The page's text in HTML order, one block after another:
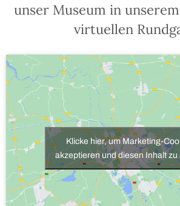
info@museum-
murtal.at
Impressum
Datenschutzerklärung
unser Museum in
virtuellen
Klicke hier, um Marketing-
akzeptieren und diesen Inhalt zu